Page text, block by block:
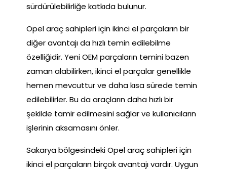
sürdürülebilirliğe katkıda bulunur.
Opel araç sahipleri için ikinci el parçaların bir
diğer avantajı da hızlı temin edilebilme
özelliğidir. Yeni OEM parçaların temini bazen
zaman alabilirken, ikinci el parçalar genellikle
hemen mevcuttur ve daha kısa sürede temin
edilebilirler. Bu da araçların daha hızlı bir
şekilde tamir edilmesini sağlar ve kullanıcıların
işlerinin aksamasını önler.
Sakarya bölgesindeki Opel araç sahipleri için
ikinci el parçaların birçok avantajı vardır. Uygun